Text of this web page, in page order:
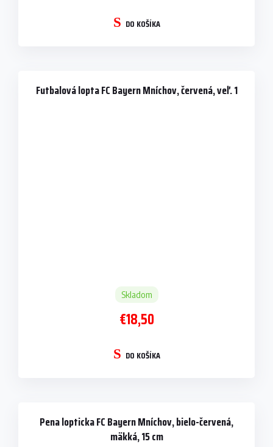
DO KOŠÍKA
Futbalová lopta FC Bayern Mníchov, červená, veľ. 1
Skladom
€18,50
DO KOŠÍKA
Pena lopticka FC Bayern Mníchov, bielo-červená,
mäkká, 15 cm